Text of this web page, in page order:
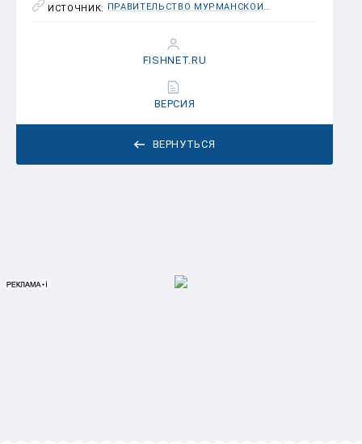
ИСТОЧНИК: ПРАВИТЕЛЬСТВО МУРМАНСКОЙ ОБЛАСТИ
ВЕРНУТЬСЯ
FISHNET.RU
ВЕРСИЯ